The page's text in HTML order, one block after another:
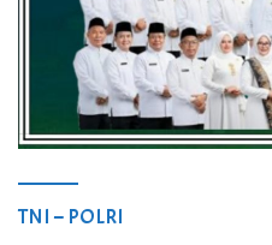
TNI – POLRI